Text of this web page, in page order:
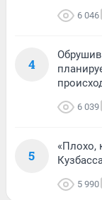
6 046
4
6 039
5
«Плохо,
5 990